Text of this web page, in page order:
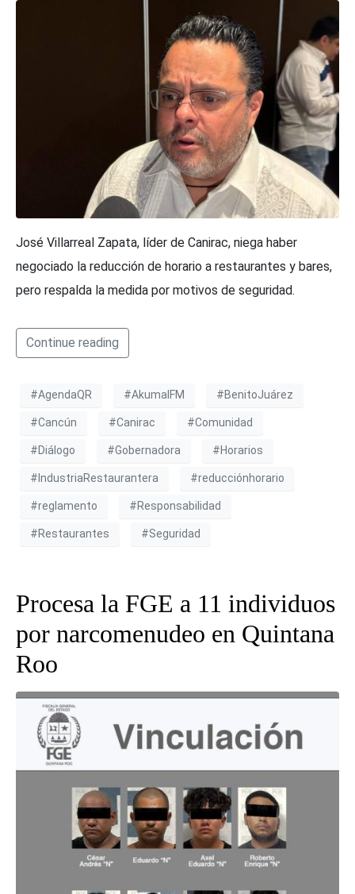
José Villarreal Zapata, líder de Canirac, niega haber
negociado la reducción de horario a restaurantes y bares,
pero respalda la medida por motivos de seguridad.
Continue reading
#AgendaQR #AkumalFM #BenitoJuárez
#Cancún #Canirac #Comunidad
#Diálogo #Gobernadora #Horarios
#IndustriaRestaurantera #reducciónhorario
#reglamento #Responsabilidad
#Restaurantes #Seguridad
Procesa la FGE a 11 individuos
por narcomenudeo en Quintana
Roo